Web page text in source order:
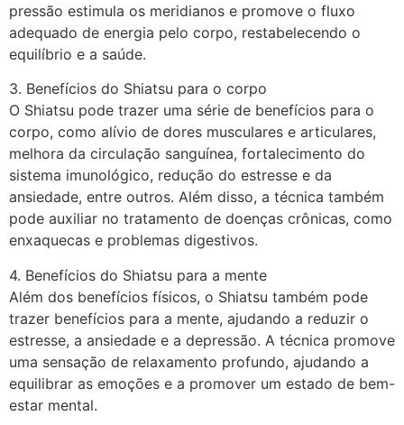
pressão estimula os meridianos e promove o fluxo
adequado de energia pelo corpo, restabelecendo o
equilíbrio e a saúde.
3. Benefícios do Shiatsu para o corpo
O Shiatsu pode trazer uma série de benefícios para o
corpo, como alívio de dores musculares e articulares,
melhora da circulação sanguínea, fortalecimento do
sistema imunológico, redução do estresse e da
ansiedade, entre outros. Além disso, a técnica também
pode auxiliar no tratamento de doenças crônicas, como
enxaquecas e problemas digestivos.
4. Benefícios do Shiatsu para a mente
Além dos benefícios físicos, o Shiatsu também pode
trazer benefícios para a mente, ajudando a reduzir o
estresse, a ansiedade e a depressão. A técnica promove
uma sensação de relaxamento profundo, ajudando a
equilibrar as emoções e a promover um estado de bem-
estar mental.